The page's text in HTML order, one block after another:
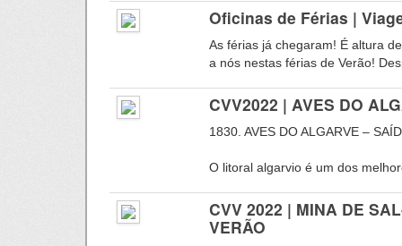
Oficinas de Férias |
As férias já chegaram! É altura
a nós nestas férias de Verão!
CVV2022 | AVES DO
1830. AVES DO ALGARVE –
O litoral algarvio é um dos
CVV 2022 | MINA DE
VERÃO